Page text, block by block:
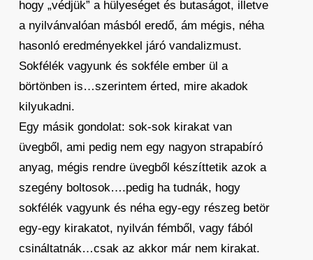
hogy „védjük” a hülyeséget és butaságot, illetve
a nyilvánvalóan másból eredő, ám mégis, néha
hasonló eredményekkel járó vandalizmust.
Sokfélék vagyunk és sokféle ember ül a
börtönben is…szerintem érted, mire akadok
kilyukadni.
Egy másik gondolat: sok-sok kirakat van
üvegből, ami pedig nem egy nagyon strapabíró
anyag, mégis rendre üvegből készíttetik azok a
szegény boltosok….pedig ha tudnák, hogy
sokfélék vagyunk és néha egy-egy részeg betör
egy-egy kirakatot, nyilván fémből, vagy fából
csináltatnák…csak az akkor már nem kirakat.